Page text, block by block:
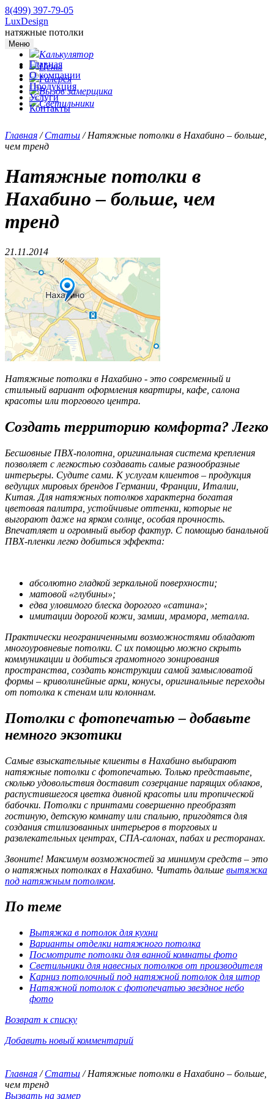
8(499) 397-79-05
LuxDesign
натяжные потолки
Меню
Главная
О компании
Продукция
Услуги
Контакты
Калькулятор
Цены
Галерея
Вызов замерщика
Светильники
Главная /Статьи /Натяжные потолки в Нахабино – больше,
чем тренд
Натяжные потолки в
Нахабино – больше, чем
тренд
21.11.2014
Натяжные потолки в Нахабино - это современный и
стильный вариант оформления квартиры, кафе, салона
красоты или торгового центра.
Создать территорию комфорта? Легко
Бесшовные ПВХ-полотна, оригинальная система крепления
позволяет с легкостью создавать самые разнообразные
интерьеры. Судите сами. К услугам клиентов – продукция
ведущих мировых брендов Германии, Франции, Италии,
Китая. Для натяжных потолков характерна богатая
цветовая палитра, устойчивые оттенки, которые не
выгорают даже на ярком солнце, особая прочность.
Впечатляет и огромный выбор фактур. С помощью банальной
ПВХ-пленки легко добиться эффекта:
абсолютно гладкой зеркальной поверхности;
матовой «глубины»;
едва уловимого блеска дорогого «сатина»;
имитации дорогой кожи, замши, мрамора, металла.
Практически неограниченными возможностями обладают
многоуровневые потолки. С их помощью можно скрыть
коммуникации и добиться грамотного зонирования
пространства, создать конструкции самой замысловатой
формы – криволинейные арки, конусы, оригинальные переходы
от потолка к стенам или колоннам.
Потолки с фотопечатью – добавьте
немного экзотики
Самые взыскательные клиенты в Нахабино выбирают
натяжные потолки с фотопечатью. Только представьте,
сколько удовольствия доставит созерцание парящих облаков,
распустившегося цветка дивной красоты или тропической
бабочки. Потолки с принтами совершенно преобразят
гостиную, детскую комнату или спальню, пригодятся для
создания стилизованных интерьеров в торговых и
развлекательных центрах, СПА-салонах, пабах и ресторанах.
Звоните! Максимум возможностей за минимум средств – это
о натяжных потолках в Нахабино. Читать дальше вытяжка
под натяжным потолком.
По теме
Вытяжка в потолок для кухни
Варианты отделки натяжного потолка
Посмотрите потолки для ванной комнаты фото
Светильники для навесных потолков от производителя
Карниз потолочный под натяжной потолок для штор
Натяжной потолок с фотопечатью звездное небо
фото
Возврат к списку
Добавить новый комментарий
Главная /Статьи /Натяжные потолки в Нахабино – больше,
чем тренд
Вызвать на замер